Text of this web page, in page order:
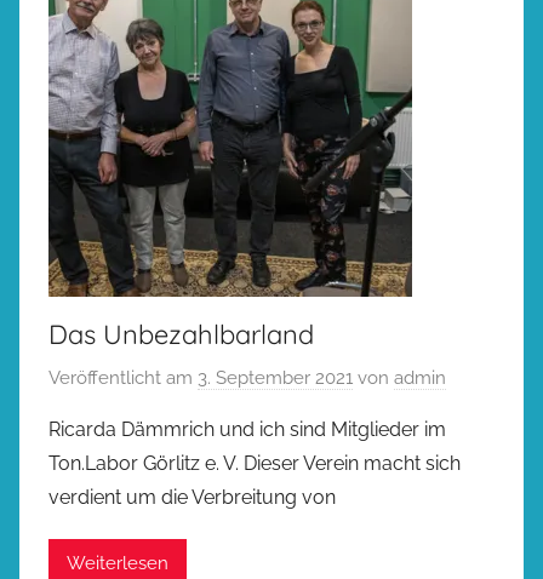
Das Unbezahlbarland
Veröffentlicht am 3. September 2021 von admin
Ricarda Dämmrich und ich sind Mitglieder im
Ton.Labor Görlitz e. V. Dieser Verein macht sich
verdient um die Verbreitung von
Weiterlesen